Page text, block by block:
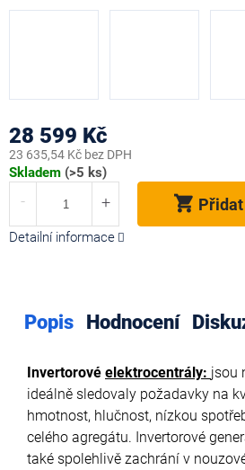
28 599 Kč
23 635,54 Kč bez DPH
Měrná
Skladem (>5 ks)
Detailní informace
Popis Hodnocení
Invertorové elektrocentrály: jsou
ideálně sledovaly požadavky na
hmotnost, hlučnost, nízkou
celého agregátu. Invertorové
také spolehlivě zachrání v